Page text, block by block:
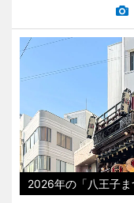
2026年の「八王子